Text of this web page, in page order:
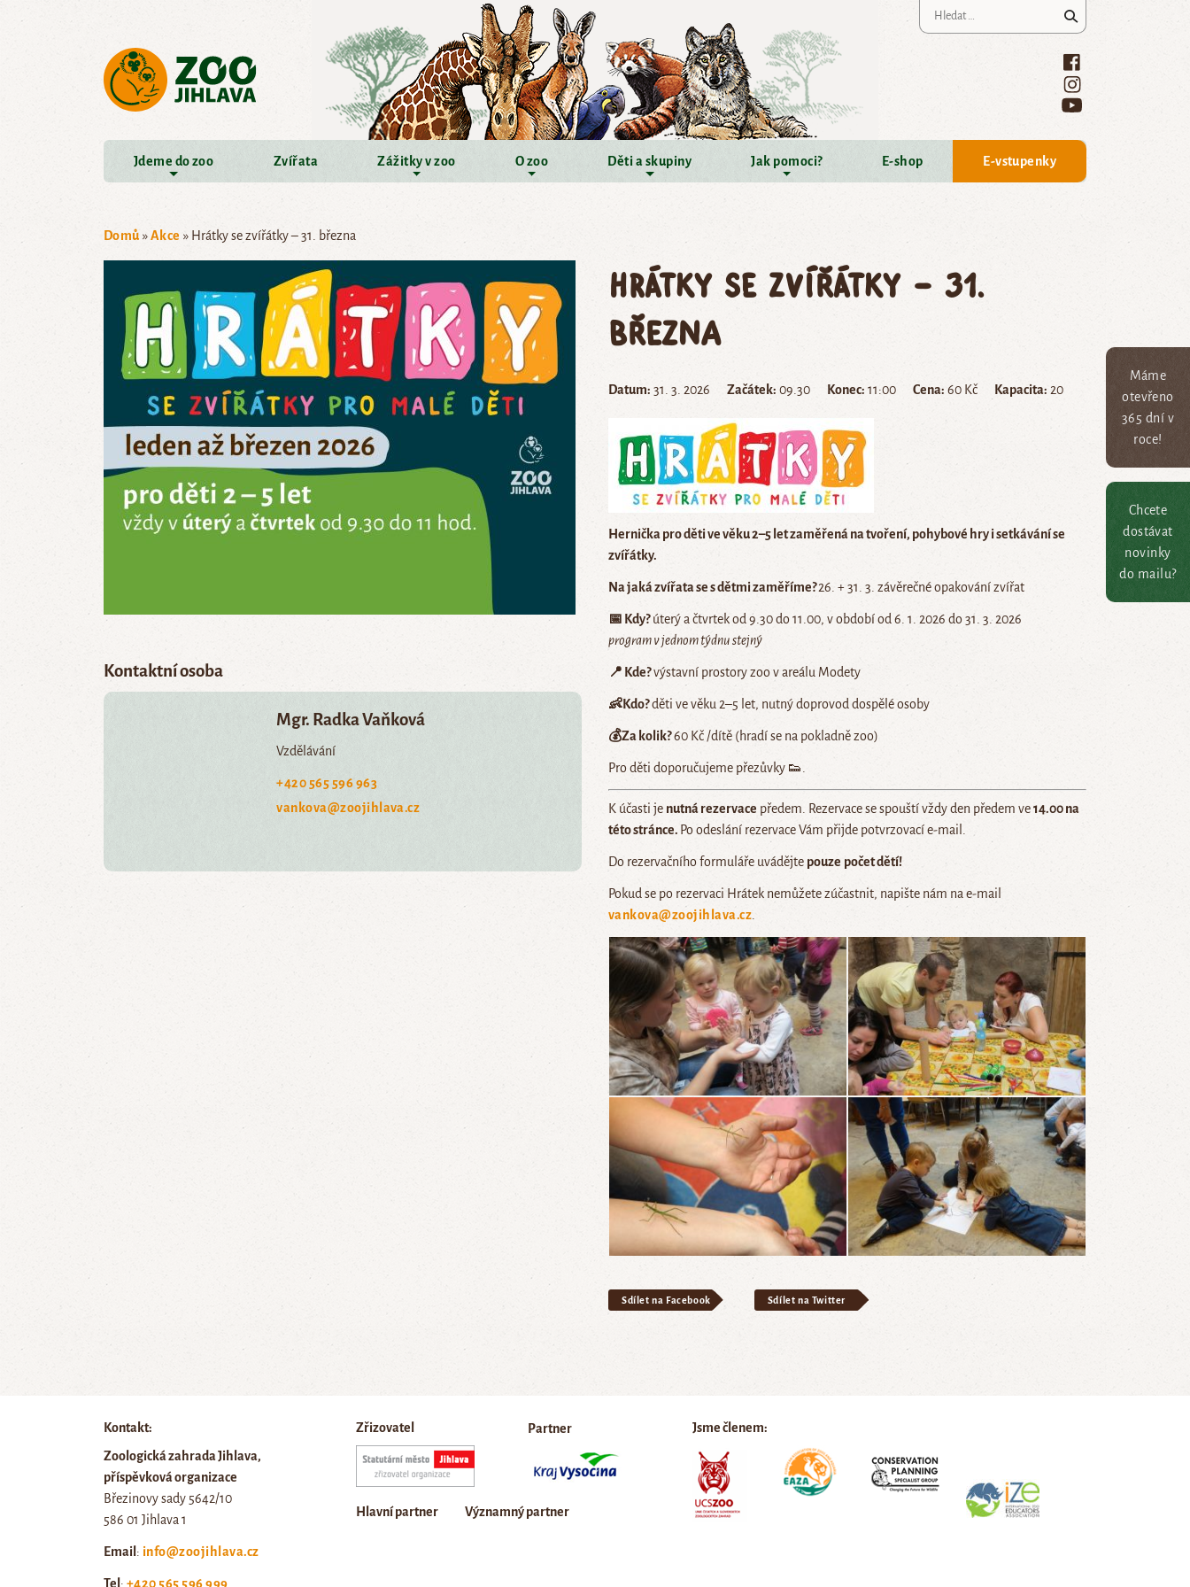
Máme
otevřeno
365 dní v
roce!
Chcete
dostávat
novinky
do mailu?
Jdeme do zoo Zvířata Zážitky v zoo O zoo Děti a skupiny Jak pomoci? E-shop E-vstupenky
Domů »Akce » Hrátky se zvířátky – 31. března
Hrátky se zvířátky – 31.
března
Datum: 31. 3. 2026 Začátek: 09.30 Konec: 11:00 Cena: 60 Kč Kapacita: 20
Hernička pro děti ve věku 2–5 let zaměřená na tvoření, pohybové hry i setkávání se
zvířátky.
Na jaká zvířata se s dětmi zaměříme?26. + 31. 3. závěrečné opakování zvířat
📅 Kdy?úterý a čtvrtek od 9.30 do 11.00, v období od 6. 1. 2026 do 31. 3. 2026
program v jednom týdnu stejný
📍 Kde?výstavní prostory zoo v areálu Modety
👶Kdo?děti ve věku 2–5 let, nutný doprovod dospělé osoby
💰Za kolik?60 Kč /dítě (hradí se na pokladně zoo)
Pro děti doporučujeme přezůvky 👟.
K účasti je nutná rezervace předem. Rezervace se spouští vždy den předem ve14.00 na
této stránce. Po odeslání rezervace Vám přijde potvrzovací e-mail.
Do rezervačního formuláře uvádějte pouze počet dětí!
Pokud se po rezervaci Hrátek nemůžete zúčastnit, napište nám na e-mail
vankova@zoojihlava.cz
Sdílet na Facebook Sdílet na Twitter
Kontaktní osoba
Mgr. Radka Vaňková
Vzdělávání
+420 565 596 963
vankova@zoojihlava.cz
Kontakt:
Zoologická zahrada Jihlava,
příspěvková organizace
Březinovy sady 5642/10
586 01 Jihlava 1
Email : info@zoojihlava.cz
Tel : +420 565 596 999
Zřizovatel Partner
Hlavní partner Významný partner
Jsme členem: